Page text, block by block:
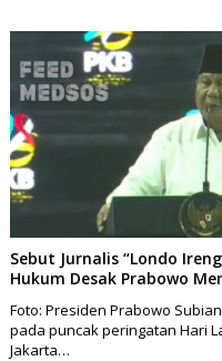
Sebut Jurnalis “Londo
Hukum Desak Prabowo
Foto: Presiden Prabowo
pada puncak peringatan Hari
Jakarta…